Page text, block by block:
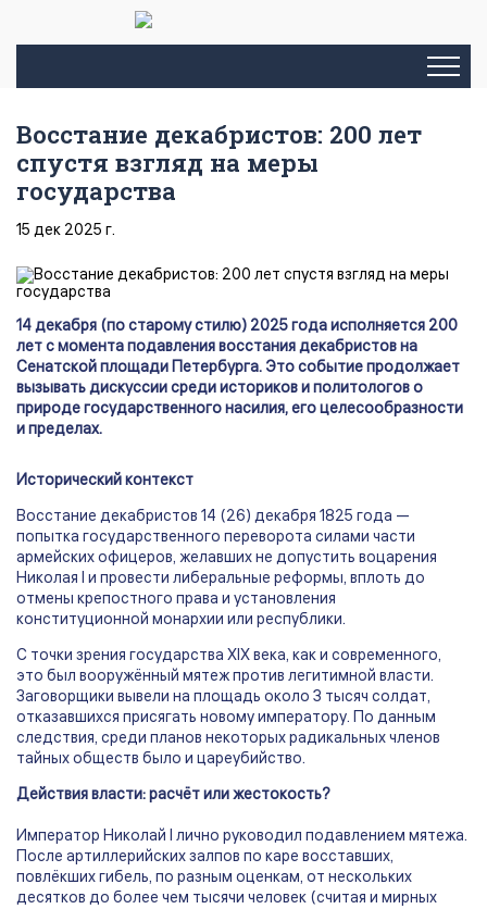
Восстание декабристов: 200 лет
спустя взгляд на меры
государства
15 дек 2025 г.
14 декабря (по старому стилю) 2025 года исполняется 200
лет с момента подавления восстания декабристов на
Сенатской площади Петербурга. Это событие продолжает
вызывать дискуссии среди историков и политологов о
природе государственного насилия, его целесообразности
и пределах.
Исторический контекст
Восстание декабристов 14 (26) декабря 1825 года —
попытка государственного переворота силами части
армейских офицеров, желавших не допустить воцарения
Николая I и провести либеральные реформы, вплоть до
отмены крепостного права и установления
конституционной монархии или республики.
С точки зрения государства XIX века, как и современного,
это был вооружённый мятеж против легитимной власти.
Заговорщики вывели на площадь около 3 тысяч солдат,
отказавшихся присягать новому императору. По данным
следствия, среди планов некоторых радикальных членов
тайных обществ было и цареубийство.
Действия власти: расчёт или жестокость?
Император Николай I лично руководил подавлением мятежа.
После артиллерийских залпов по каре восставших,
повлёкших гибель, по разным оценкам, от нескольких
десятков до более чем тысячи человек (считая и мирных